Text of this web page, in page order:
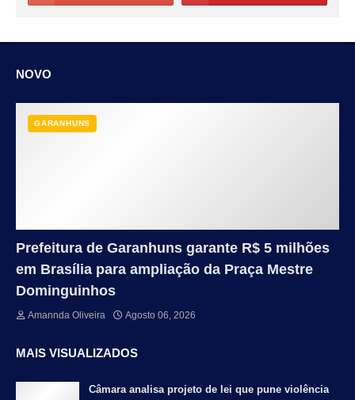
NOVO
GARANHUNS
Prefeitura de Garanhuns garante R$ 5 milhões
em Brasília para ampliação da Praça Mestre
Dominguinhos
Amannda Oliveira Agosto 06, 2026
MAIS VISUALIZADOS
Câmara analisa projeto de lei que pune violência